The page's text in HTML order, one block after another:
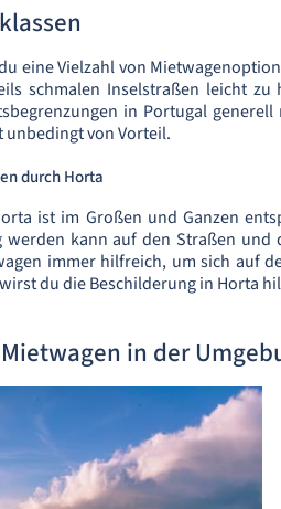
eine Vielzahl von
schmalen Inselstraßen leicht
in Portugal
unbedingt von Vorteil.
durch Horta
ist im Großen und Ganzen
werden kann auf den Straßen
immer hilfreich, um sich auf
du die Beschilderung in Horta
Mietwagen in der